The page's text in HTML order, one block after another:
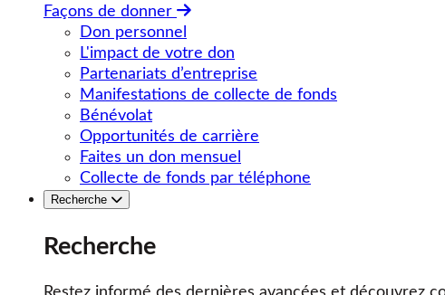
Façons de donner
Don personnel
L'impact de votre don
Partenariats d’entreprise
Manifestations de collecte de fonds
Bénévolat
Opportunités de carrière
Faites un don mensuel
Collecte de fonds par téléphone
Recherche
Recherche